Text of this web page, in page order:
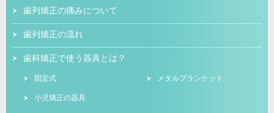
歯列矯正の痛みについて
歯列矯正の流れ
歯科矯正で使う器具とは？
固定式 メタルブランケット
小児矯正の器具